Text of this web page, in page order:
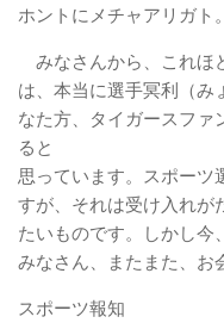
ホントにメチャアリガト。
みなさんから、これほ
は、本当に選手冥利（み
なた方、タイガースファ
ると
思っています。スポーツ
すが、それは受け入れが
たいものです。しかし今
みなさん、またまた、お
スポーツ報知